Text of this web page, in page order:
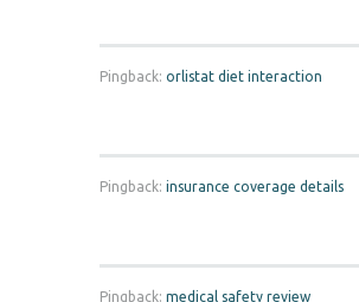
Pingback: orlistat diet interaction
Pingback: insurance coverage details
Pingback: medical safety review